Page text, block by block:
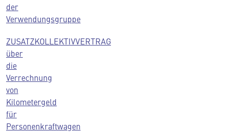
der
Verwendungsgruppe
ZUSATZKOLLEKTIVVERTRAG
über
die
Verrechnung
von
Kilometergeld
für
Personenkraftwagen